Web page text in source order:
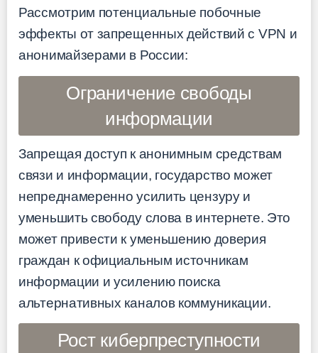
Рассмотрим потенциальные побочные
эффекты от запрещенных действий с VPN и
анонимайзерами в России:
Ограничение свободы
информации
Запрещая доступ к анонимным средствам
связи и информации, государство может
непреднамеренно усилить цензуру и
уменьшить свободу слова в интернете. Это
может привести к уменьшению доверия
граждан к официальным источникам
информации и усилению поиска
альтернативных каналов коммуникации.
Рост киберпреступности